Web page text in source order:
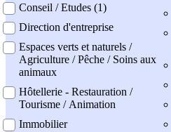
Conseil / Etudes (1)
Direction d'entreprise
Espaces verts et naturels /
Agriculture / Pêche / Soins aux
animaux
Hôtellerie - Restauration /
Tourisme / Animation
Immobilier